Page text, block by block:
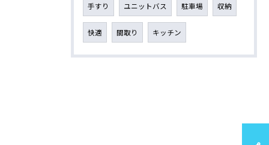
手すり ユニットバス 駐車場 収納
快適 間取り キッチン